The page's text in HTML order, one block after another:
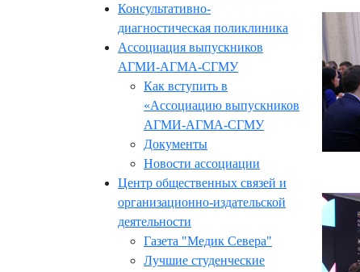
Консультативно-
диагностическая поликлиника
Ассоциация выпускников
АГМИ-АГМА-СГМУ
Как вступить в
«Ассоциацию выпускников
АГМИ-АГМА-СГМУ
Документы
Новости ассоциации
Центр общественных связей и
организационно-издательской
деятельности
Газета "Медик Севера"
Лучшие студенческие